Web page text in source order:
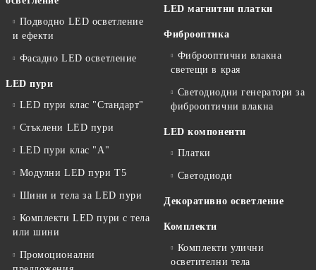
Подводно LED осветление
и ефекти
Фасадно LED осветление
LED пури
LED пури клас "Стандарт"
Стъклени LED пури
LED пури клас "А"
Модулни LED пури T5
Шини и тела за LED пури
Комплекти LED пури с тела
или шини
Промоционални
LED магнитни платки
Фиброоптика
Фиброоптични влакна
светещи в края
Светодиодни генератори за
фиброоптични влакна
LED компоненти
Платки
Светодиоди
Декоративно осветление
Комплекти
Комплекти улични
осветителни тела